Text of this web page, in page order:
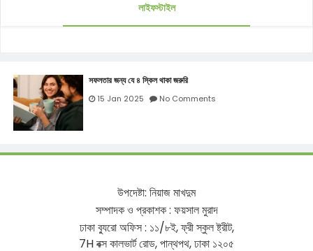
লাইফস্টাইল
সফলতার জন্য যে ৪ স্কিল থাকা জরুরি
15 Jan 2025 No Comments
উপদেষ্টা: নিয়াজমাখদুম
সম্পাদকও প্রকাশক: ফয়সালমুরাদ
ঢাকাব্যুরোঅফিস: ১১/৮ই,ফ্রীস্কুলষ্ট্রীট,
7Hবক্সকালভার্টরোড,পান্থপথ,ঢাকা ১২০৫